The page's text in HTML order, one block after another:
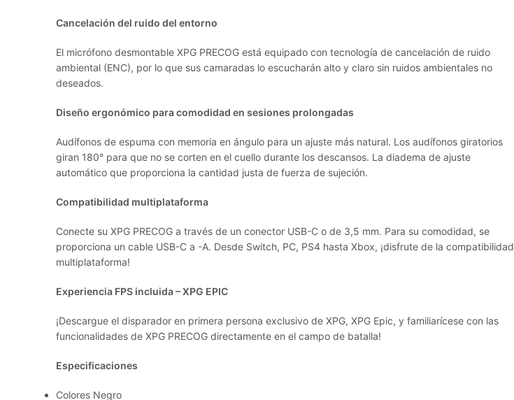
Cancelación del ruido del entorno
El micrófono desmontable XPG PRECOG está equipado con tecnología de cancelación de ruido
ambiental (ENC), por lo que sus camaradas lo escucharán alto y claro sin ruidos ambientales no
deseados.
Diseño ergonómico para comodidad en sesiones prolongadas
Audífonos de espuma con memoria en ángulo para un ajuste más natural. Los audífonos giratorios
giran 180° para que no se corten en el cuello durante los descansos. La diadema de ajuste
automático que proporciona la cantidad justa de fuerza de sujeción.
Compatibilidad multiplataforma
Conecte su XPG PRECOG a través de un conector USB-C o de 3,5 mm. Para su comodidad, se
proporciona un cable USB-C a -A. Desde Switch, PC, PS4 hasta Xbox, ¡disfrute de la compatibilidad
multiplataforma!
Experiencia FPS incluida – XPG EPIC
¡Descargue el disparador en primera persona exclusivo de XPG, XPG Epic, y familiarícese con las
funcionalidades de XPG PRECOG directamente en el campo de batalla!
Especificaciones
Colores Negro